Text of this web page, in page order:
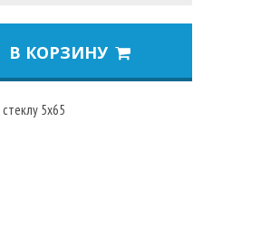
В КОРЗИНУ
5x65